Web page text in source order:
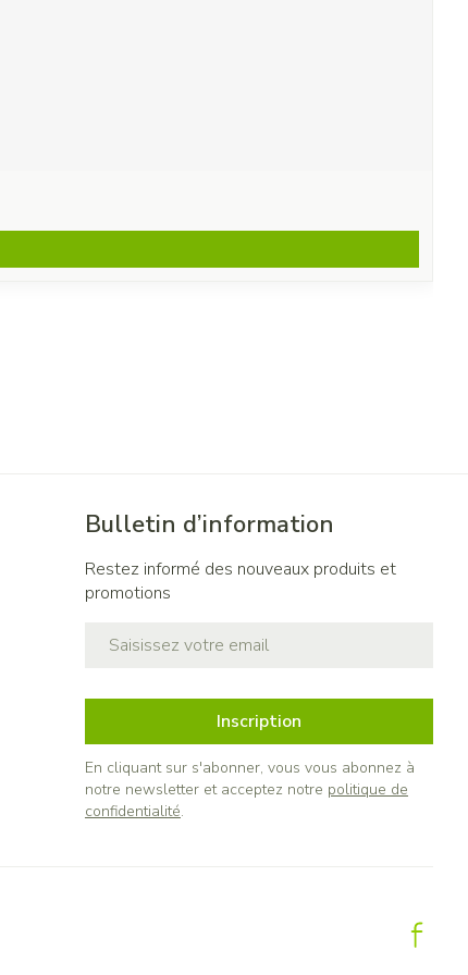
Bulletin d’information
Restez informé des nouveaux produits et
promotions
Inscription
En cliquant sur s'abonner, vous vous abonnez à
notre newsletter et acceptez notre politique de
confidentialité.